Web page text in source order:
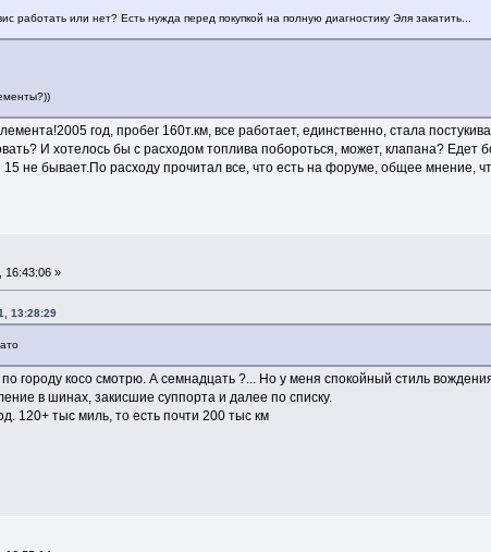
работать или нет? Есть нужда перед покупкой на полную диагностику Эля закатить...
год, пробег 160т.км, все работает, единственно, стала
И хотелось бы с расходом топлива побороться, может, клапана? Едет
не бывает.По расходу прочитал все, что есть на форуме, общее мнение,
16:43:06 »
13:28:29
городу косо смотрю. А семнадцать ?... Но у меня спокойный стиль
в шинах, закисшие суппорта и далее по списку.
120+ тыс миль, то есть почти 200 тыс км